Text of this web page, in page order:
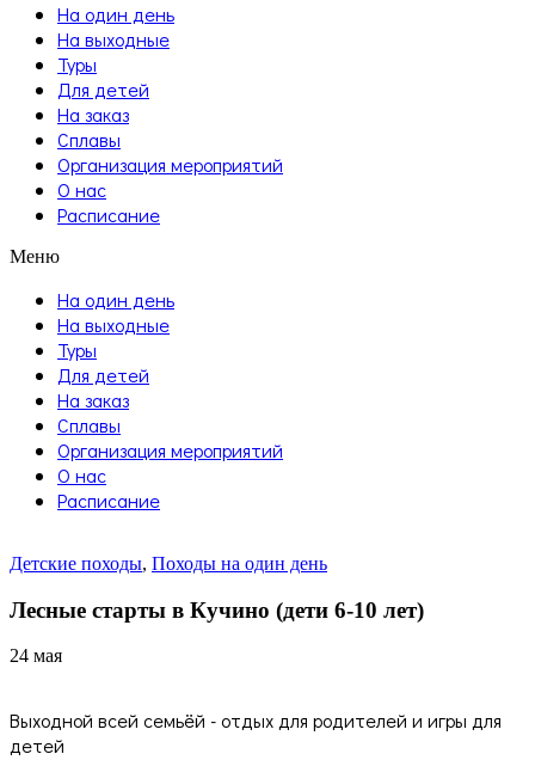
На один день
На выходные
Туры
Для детей
На заказ
Сплавы
Организация мероприятий
О нас
Расписание
Меню
На один день
На выходные
Туры
Для детей
На заказ
Сплавы
Организация мероприятий
О нас
Расписание
Детские походы, Походы на один день
Лесные старты в Кучино (дети 6-10 лет)
24 мая
Выходной всей семьёй - отдых для родителей и игры для
детей